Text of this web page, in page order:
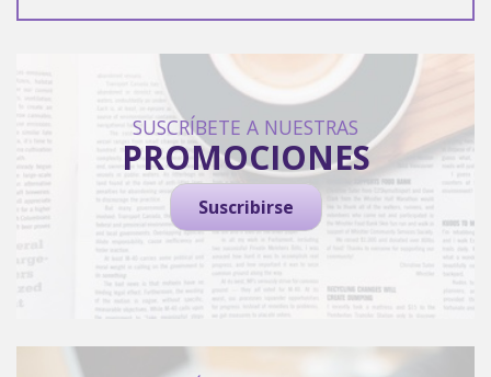
SUSCRÍBETE A NUESTRAS
PROMOCIONES
Suscribirse